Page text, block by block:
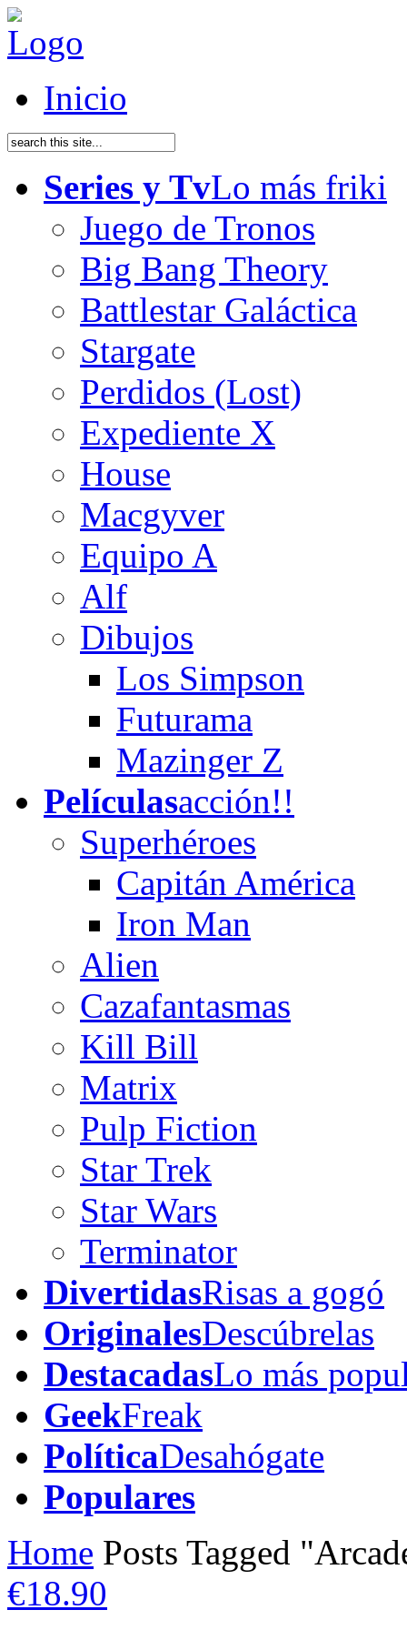
Inicio
Series y TvLo más friki
Juego de Tronos
Big Bang Theory
Battlestar Galáctica
Stargate
Perdidos (Lost)
Expediente X
House
Macgyver
Equipo A
Alf
Dibujos
Los Simpson
Futurama
Mazinger Z
Películasacción!!
Superhéroes
Capitán América
Iron Man
Alien
Cazafantasmas
Kill Bill
Matrix
Pulp Fiction
Star Trek
Star Wars
Terminator
DivertidasRisas a gogó
OriginalesDescúbrelas
DestacadasLo más
GeekFreak
PolíticaDesahógate
Populares
Home Posts Tagged
€18.90